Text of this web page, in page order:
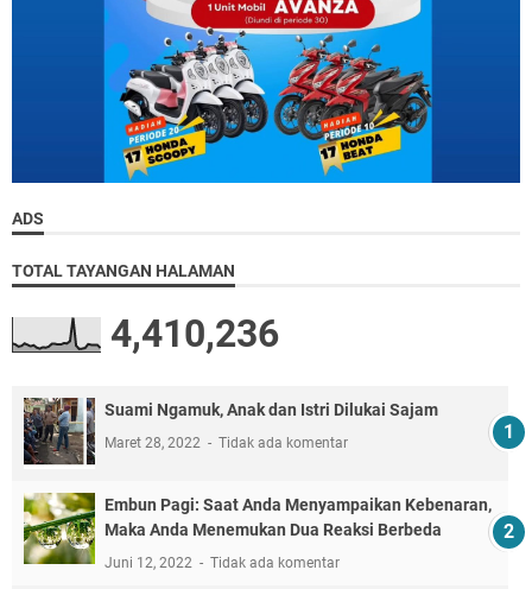
ADS
TOTAL TAYANGAN HALAMAN
4,410,236
Suami Ngamuk, Anak dan Istri Dilukai Sajam
Maret 28, 2022 Tidak ada komentar
Embun Pagi: Saat Anda Menyampaikan Kebenaran,
Maka Anda Menemukan Dua Reaksi Berbeda
Juni 12, 2022 Tidak ada komentar